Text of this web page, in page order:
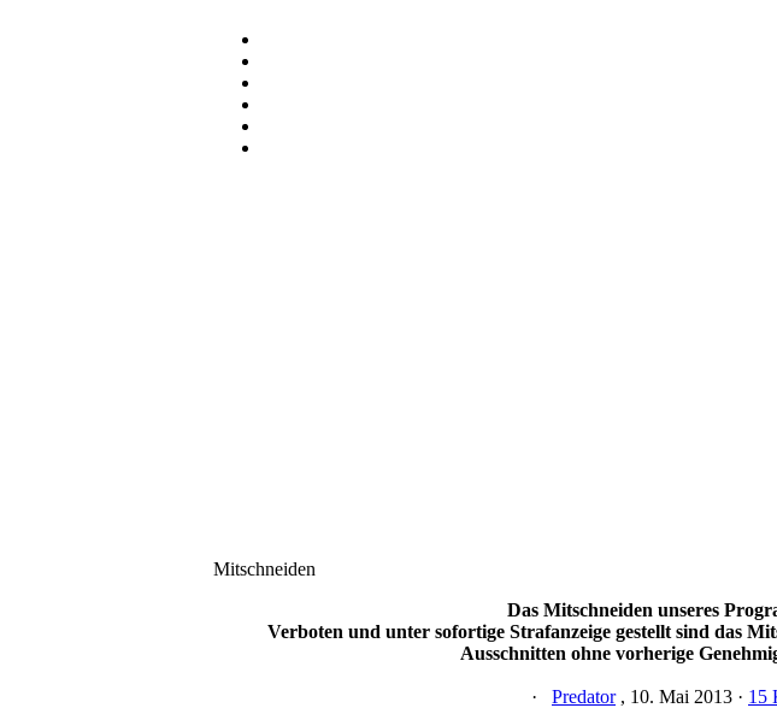
Mitschneiden
Das Mitschneiden unseres
Verboten und unter sofortige Strafanzeige gestellt sind das
Ausschnitten ohne vorherige
· Predator, 10. Mai 2013 · 15